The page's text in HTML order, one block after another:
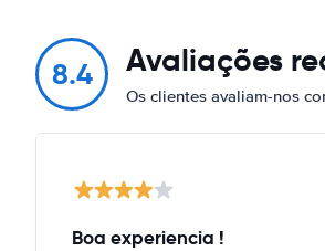
8.4 Avaliações
Os clientes avaliam-nos
Boa experiencia !